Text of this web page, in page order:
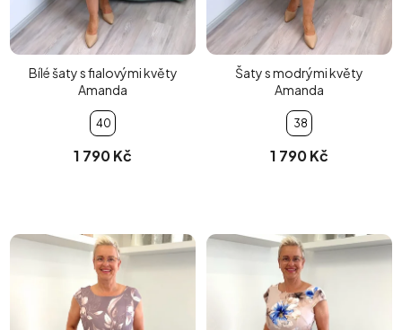
Bílé šaty s fialovými květy
Amanda
40
1 790 Kč
Šaty s modrými květy
Amanda
38
1 790 Kč